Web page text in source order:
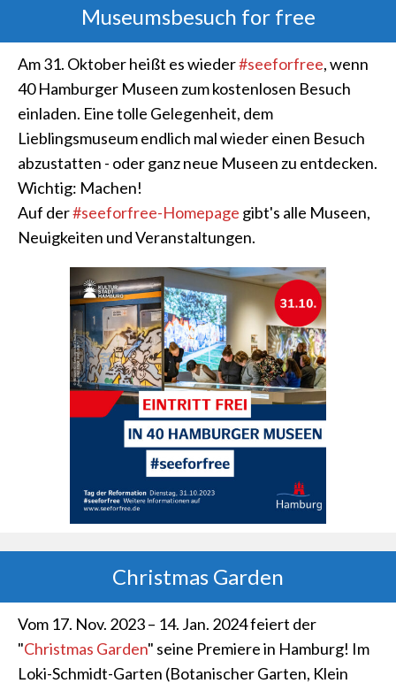
Museumsbesuch for free
Am 31. Oktober heißt es wieder#seeforfree, wenn
40 Hamburger Museen zum kostenlosen Besuch
einladen. Eine tolle Gelegenheit, dem
Lieblingsmuseum endlich mal wieder einen Besuch
abzustatten - oder ganz neue Museen zu entdecken.
Wichtig: Machen!
Auf der#seeforfree-Homepage gibt's alle Museen,
Neuigkeiten und Veranstaltungen.
Christmas Garden
Vom 17. Nov. 2023 – 14. Jan. 2024 feiert der
"Christmas Garden" seine Premiere in Hamburg! Im
Loki-Schmidt-Garten (Botanischer Garten, Klein